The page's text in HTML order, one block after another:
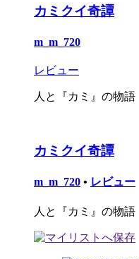
カミクイ奇譚
m_m_720
レビュー
人と『カミ』の物語
カミクイ奇譚
m_m_720 • レビュー
人と『カミ』の物語